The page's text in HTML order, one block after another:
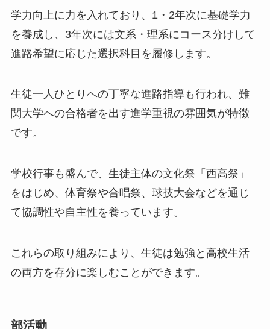
学力向上に力を入れており、1・2年次に基礎学力
を養成し、3年次には文系・理系にコース分けして
進路希望に応じた選択科目を履修します。
生徒一人ひとりへの丁寧な進路指導も行われ、難
関大学への合格者を出す進学重視の雰囲気が特徴
です。
学校行事も盛んで、生徒主体の文化祭「西高祭」
をはじめ、体育祭や合唱祭、球技大会などを通じ
て協調性や自主性を養っています。
これらの取り組みにより、生徒は勉強と高校生活
の両方を存分に楽しむことができます。
部活動